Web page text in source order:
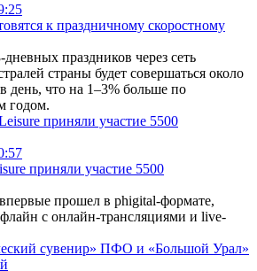
к праздничному скоростному
праздников через сеть
страны будет совершаться около
день, что на 1–3% больше по
годом.
приняли участие 5500
прошел в phigital-формате,
с онлайн-трансляциями и live-